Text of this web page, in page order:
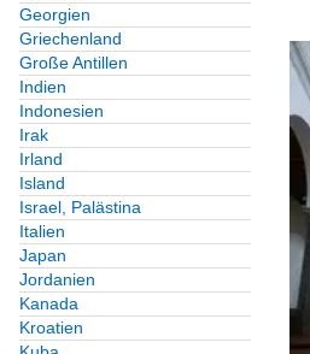
Georgien
Griechenland
Große Antillen
Indien
Indonesien
Irak
Irland
Island
Israel, Palästina
Italien
Japan
Jordanien
Kanada
Kroatien